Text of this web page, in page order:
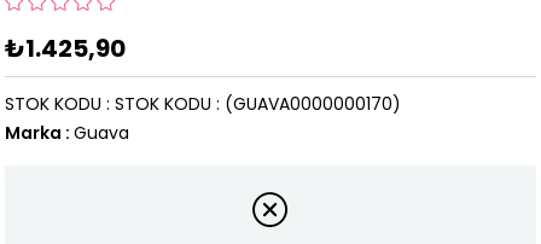
₺1.425,90
(GUAVA0000000170)
STOK KODU
STOK KODU
Marka : Guava